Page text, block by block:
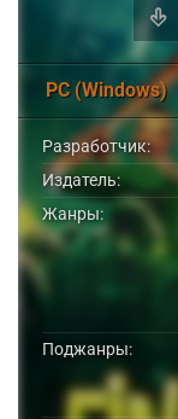
PC (Windows)
Разработчик:
Издатель:
Жанры:
Поджанры: